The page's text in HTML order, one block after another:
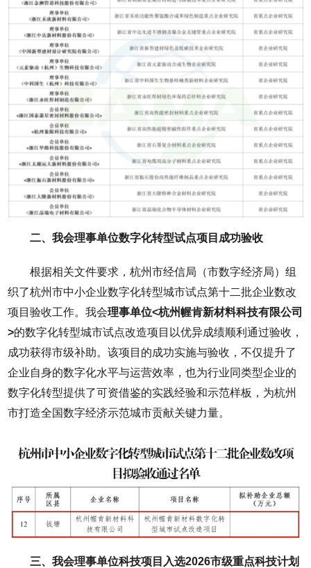
二、我会理事单位数字化转型试点项目成功验收
根据相关文件要求，杭州市经信局（市数字经济局）组
织了杭州市中小企业数字化转型城市试点第十二批企业数改
项目验收工作。我会理事单位<杭州幄肯新材料科技有限公司
>的数字化转型城市试点改造项目以优异成绩顺利通过验收，
成功获得市级补助。该项目的成功实施与验收，不仅提升了
企业自身的数字化水平与运营效率，也为行业同类型企业的
数字化转型提供了可资借鉴的实践经验和示范样板，为杭州
市打造全国数字经济示范城市贡献关键力量。
三、我会理事单位科技项目入选2026市级重点科技计划